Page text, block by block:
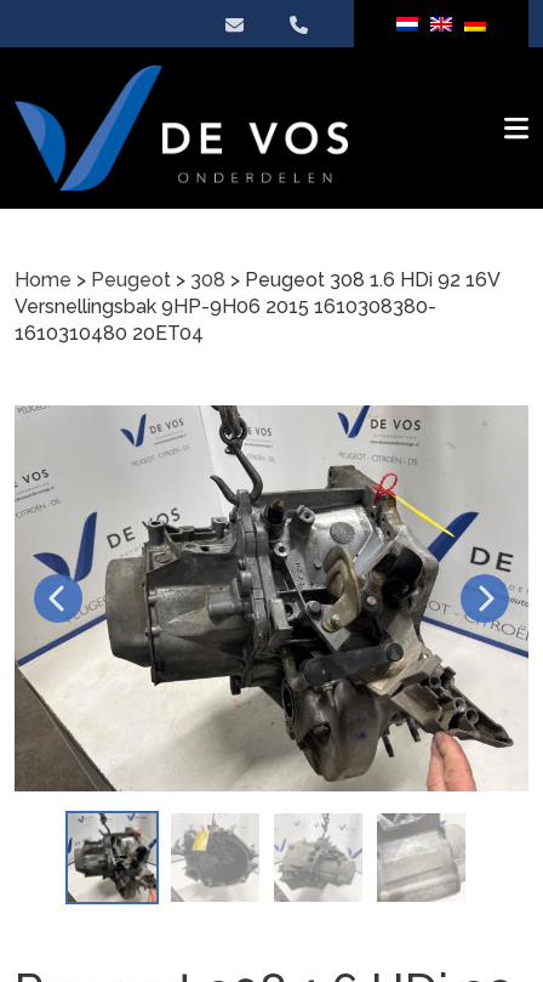
Home > Peugeot > 308 > Peugeot 308 1.6 HDi 92 16V
Versnellingsbak 9HP-9H06 2015 1610308380-
1610310480 20ET04